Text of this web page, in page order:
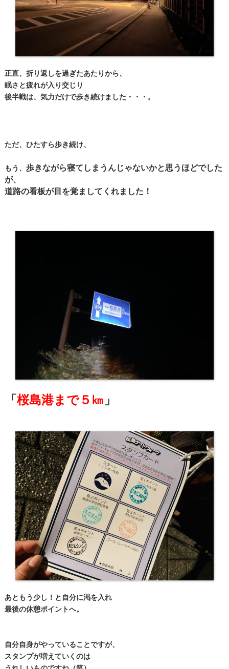
正直、折り返しを過ぎたあたりから、
眠さと疲れが入り交じり
後半戦は、気力だけで歩き続けました・・・。
ただ、ひたすら歩き続け、
もう、 歩きながら寝てしまうんじゃないかと思うほどでした
が、
道路の看板が目を覚ましてくれました！
「桜島港まで５㎞ 」
あともう少し！と自分に渇を入れ
最後の休憩ポイントへ。
自分自身がやっていることですが、
スタンプが増えていくのは